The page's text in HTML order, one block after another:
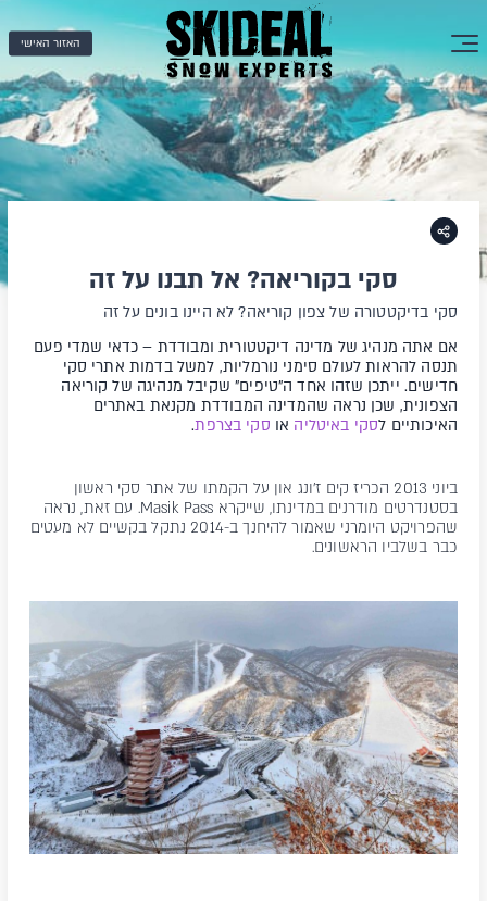
האזור האישי
סקי בקוריאה? אל תבנו על זה
סקי בדיקטטורה של צפון קוריאה? לא היינו בונים על זה
אם אתה מנהיג של מדינה דיקטטורית ומבודדת – כדאי שמדי פעם
תנסה להראות לעולם סימני נורמליות, למשל בדמות אתרי סקי
חדישים. ייתכן שזהו אחד ה"טיפים" שקיבל מנהיגה של קוריאה
הצפונית, שכן נראה שהמדינה המבודדת מקנאת באתרים
האיכותיים לסקי באיטליה או סקי בצרפת.
ביוני 2013 הכריז קים ז'ונג און על הקמתו של אתר סקי ראשון
בסטנדרטים מודרנים במדינתו, שייקרא Masik Pass. עם זאת, נראה
שהפרויקט היומרני שאמור להיחנך ב-2014 נתקל בקשיים לא מעטים
כבר בשלביו הראשונים.